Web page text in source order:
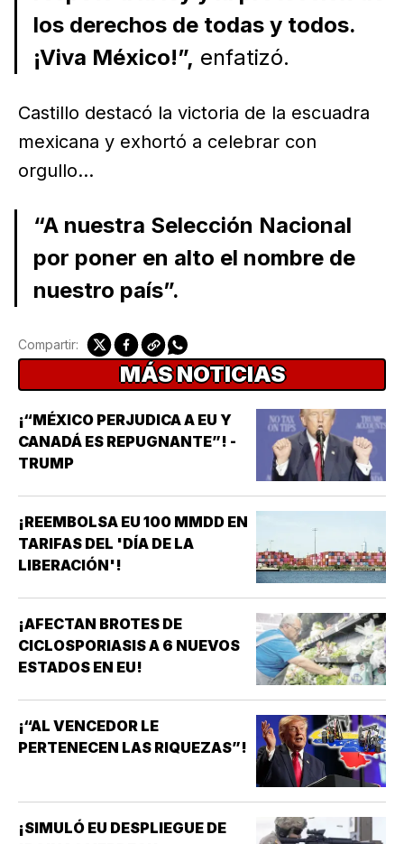
los derechos de todas y todos.
¡Viva México!”, enfatizó.
Castillo destacó la victoria de la escuadra
mexicana y exhortó a celebrar con
orgullo...
“A nuestra Selección Nacional
por poner en alto el nombre de
nuestro país”.
Compartir:
MÁS NOTICIAS
¡“MÉXICO PERJUDICA A EU Y
CANADÁ ES REPUGNANTE”! -
TRUMP
¡REEMBOLSA EU 100 MMDD EN
TARIFAS DEL 'DÍA DE LA
LIBERACIÓN'!
¡AFECTAN BROTES DE
CICLOSPORIASIS A 6 NUEVOS
ESTADOS EN EU!
¡“AL VENCEDOR LE
PERTENECEN LAS RIQUEZAS”!
¡SIMULÓ EU DESPLIEGUE DE